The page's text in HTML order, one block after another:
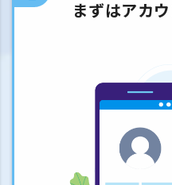
まずはアカ